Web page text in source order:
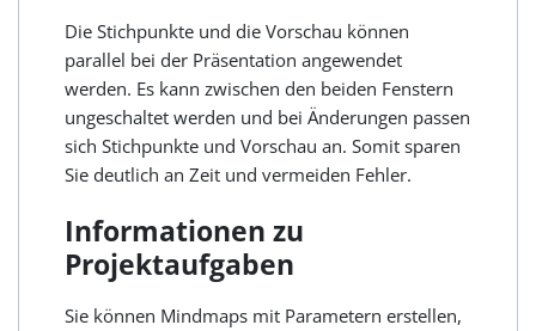
Die Stichpunkte und die Vorschau können
parallel bei der Präsentation angewendet
werden. Es kann zwischen den beiden Fenstern
ungeschaltet werden und bei Änderungen passen
sich Stichpunkte und Vorschau an. Somit sparen
Sie deutlich an Zeit und vermeiden Fehler.
Informationen zu
Projektaufgaben
Sie können Mindmaps mit Parametern erstellen,